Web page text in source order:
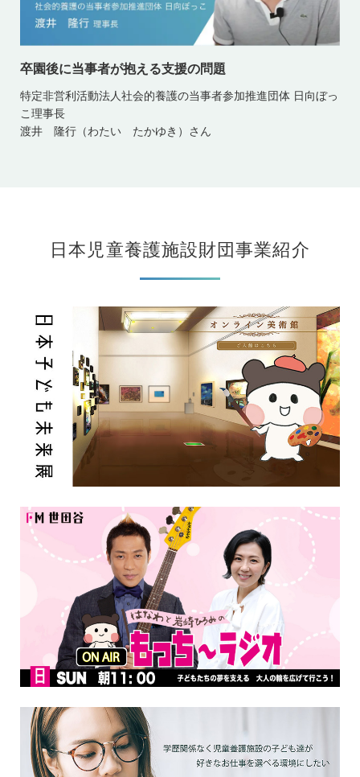
卒園後に当事者が抱える支援の問題
特定非営利活動法人社会的養護の当事者参加推進団体 日向ぼっ
こ理事長
渡井 隆行（わたい たかゆき）さん
日本児童養護施設財団事業紹介